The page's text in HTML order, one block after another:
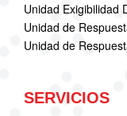
Unidad Exigibilidad
Unidad de
Unidad de
SERVICIOS